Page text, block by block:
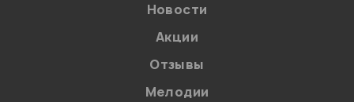
Новости
Акции
Отзывы
Мелодии